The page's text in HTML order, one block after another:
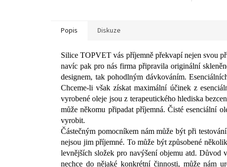
Popis Diskuze
Silice TOPVET vás příjemně překvapí nejen svou
navíc pak pro nás firma připravila originální
designem, tak pohodlným dávkováním.
Chceme-li však získat maximální účinek z
vyrobené oleje jsou z terapeutického hlediska
může někomu připadat příjemná. Čisté esenciální
vyrobit.
Částečným pomocníkem nám může být při
nejsou jim příjemné. To může být způsobené
levnějších složek pro navýšení objemu atd. Důvod
nechce do nějaké konkrétní činnosti, může nám